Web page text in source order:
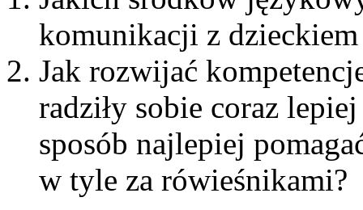
komunikacji z
Jak rozwijać
radziły sobie coraz
sposób najlepiej
w tyle za rówieśnikami?